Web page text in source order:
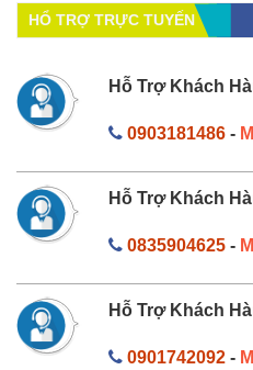
HỔ TRỢ TRỰC TUYẾN
Hỗ Trợ Khách
0903181486-
Hỗ Trợ Khách
0835904625-
Hỗ Trợ Khách
0901742092-